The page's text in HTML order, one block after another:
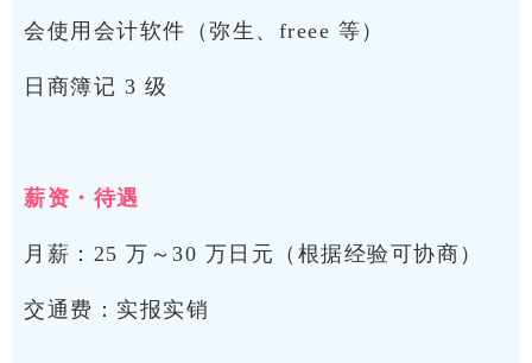
会使用会计软件（弥生、freee 等）
日商簿记 3 级
薪资・待遇
月薪：25 万～30 万日元（根据经验可协商）
交通费：实报实销